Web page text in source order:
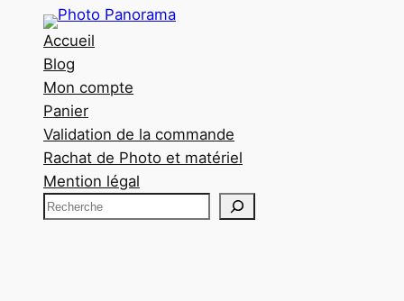
Accueil
Blog
Mon compte
Panier
Validation de la commande
Rachat de Photo et matériel
Mention légal
R